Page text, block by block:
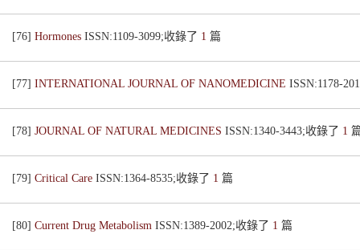
[76] Hormones ISSN:1109-3099;收錄了 1 篇
[77] INTERNATIONAL JOURNAL OF NANOMEDICINE ISSN:1178-
[78] JOURNAL OF NATURAL MEDICINES ISSN:1340-3443;收錄了 1
[79] Critical Care ISSN:1364-8535;收錄了 1 篇
[80] Current Drug Metabolism ISSN:1389-2002;收錄了 1 篇